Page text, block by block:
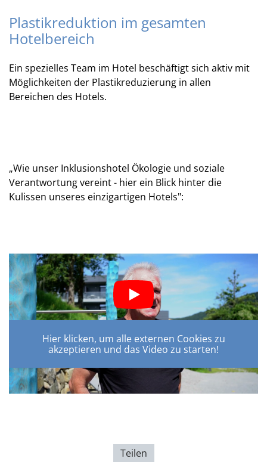
Plastikreduktion im gesamten
Hotelbereich
Ein spezielles Team im Hotel beschäftigt sich aktiv mit
Möglichkeiten der Plastikreduzierung in allen
Bereichen des Hotels.
„Wie unser Inklusionshotel Ökologie und soziale
Verantwortung vereint - hier ein Blick hinter die
Kulissen unseres einzigartigen Hotels":
Hier klicken, um alle externen Cookies zu
akzeptieren und das Video zu starten!
Teilen